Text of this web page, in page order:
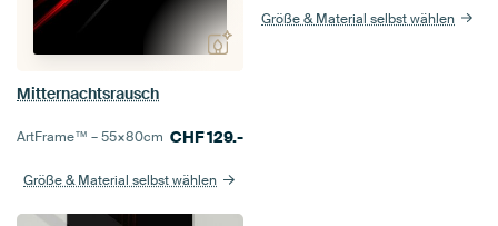
Mitternachtsrausch
ArtFrame™ –55×80cm CHF129.-
Größe & Material selbst wählen
Größe & Material selbst wählen